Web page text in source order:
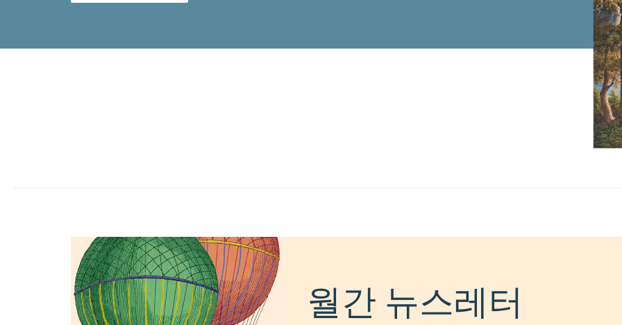
월간 뉴스레터